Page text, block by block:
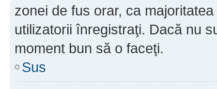
zonei de fus orar, ca
utilizatorii înregistraţi. Dacă nu
moment bun să o faceţi.
Sus